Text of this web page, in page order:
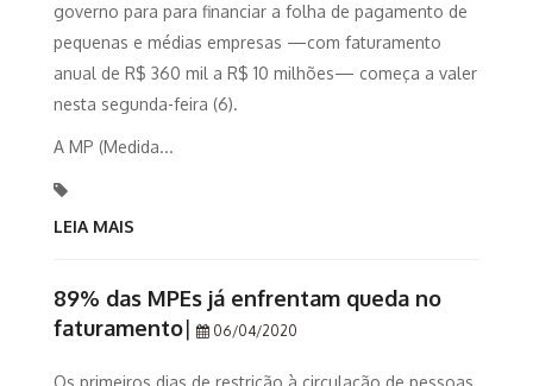
governo para para financiar a folha de pagamento de
pequenas e médias empresas —com faturamento
anual de R$ 360 mil a R$ 10 milhões— começa a valer
nesta segunda-feira (6).
A MP (Medida...
LEIA MAIS
89% das MPEs já enfrentam queda no
faturamento| 06/04/2020
Os primeiros dias de restrição à circulação de pessoas